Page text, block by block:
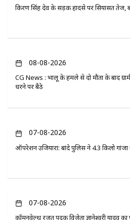
किरण सिंह देव के सड़क हादसे पर सियासत तेज,
08-08-2026
CG News : भालू के हमले से दो मौतों के बाद
धरने पर बैठे
07-08-2026
ऑपरेशन उजियारा: बांदे पुलिस ने 4.3 किलो
07-08-2026
कॉमनवेल्थ रजत पदक विजेता ज्ञानेश्वरी यादव का